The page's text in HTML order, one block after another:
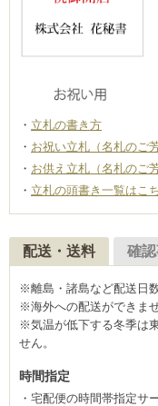
立札の書き方
お祝い立札（名札のご
お供え立札（名札のご
立札の頭書き一覧はこ
配送・送料 確
※離島・諸島など配送日
※海外への配送ができませ
※気温が低下する冬季は
せん。
時間指定
宅配便の時間帯指定サ